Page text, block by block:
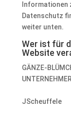
Informationen
Datenschutz
weiter unten.
Wer ist für
Website
GÄNZE-
JScheuffele